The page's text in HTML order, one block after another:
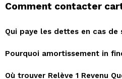
Comment contacter
Qui paye les dettes en cas de
Pourquoi amortissement in
Où trouver Relève 1 Revenu